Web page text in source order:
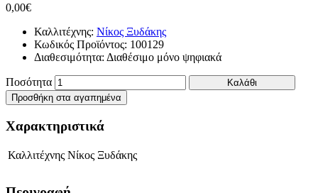
0,00€
Καλλιτέχνης: Νίκος Ξυδάκης
Κωδικός Προϊόντος: 100129
Διαθεσιμότητα: Διαθέσιμο μόνο ψηφιακά
Ποσότητα
Καλάθι
Προσθήκη στα αγαπημένα
Χαρακτηριστικά
Καλλιτέχνης Νίκος Ξυδάκης